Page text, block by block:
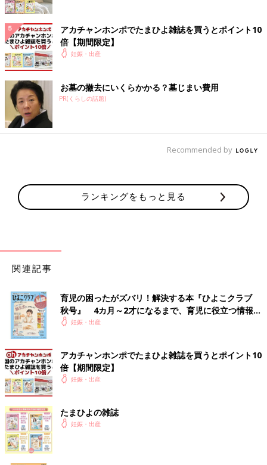
アカチャンホンポでたまひよ雑誌を買うとポイント10
倍【期間限定】
妊娠・出産
お墓の撤去にいくらかかる？墓じまい費用
PR(くらしの話題)
Recommended by
ランキングをもっと見る
関連記事
育児の困ったがズバリ！解決する本『ひよこクラブ
秋号』 4カ月～2才になるまで、育児に役立つ情報が
いっぱい！
妊娠・出産
アカチャンホンポでたまひよ雑誌を買うとポイント10
倍【期間限定】
妊娠・出産
たまひよの雑誌
妊娠・出産